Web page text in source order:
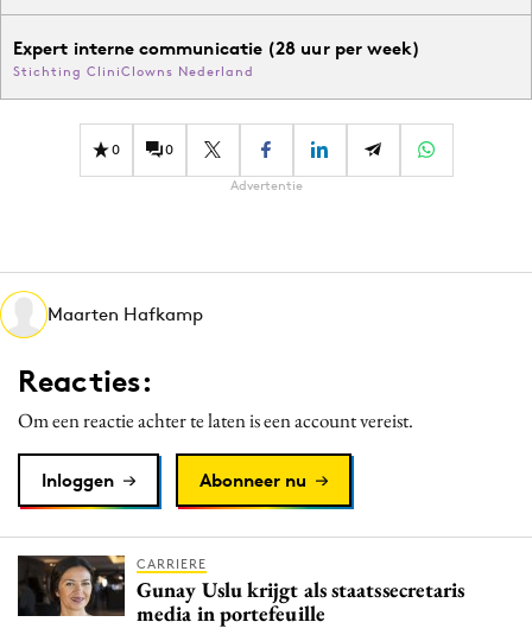
Expert interne communicatie (28 uur per week)
Stichting CliniClowns Nederland
0 0
Advertentie
Maarten Hafkamp
Reacties:
Om een reactie achter te laten is een account vereist.
Inloggen Abonneer nu
CARRIERE
Gunay Uslu krijgt als staatssecretaris
media in portefeuille